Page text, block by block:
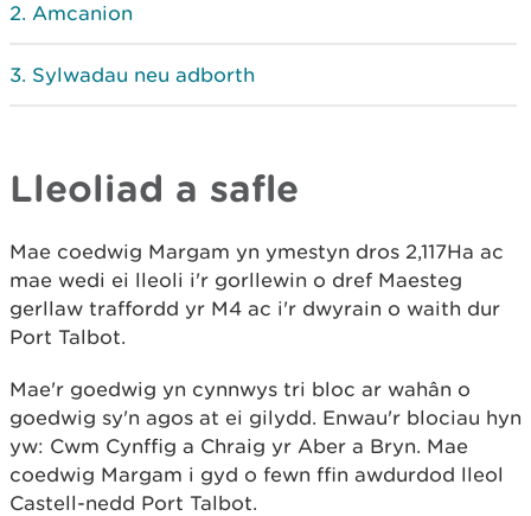
Amcanion
Sylwadau neu adborth
Lleoliad a safle
Mae coedwig Margam yn ymestyn dros 2,117Ha ac
mae wedi ei lleoli i'r gorllewin o dref Maesteg
gerllaw traffordd yr M4 ac i'r dwyrain o waith dur
Port Talbot.
Mae'r goedwig yn cynnwys tri bloc ar wahân o
goedwig sy'n agos at ei gilydd. Enwau'r blociau hyn
yw: Cwm Cynffig a Chraig yr Aber a Bryn. Mae
coedwig Margam i gyd o fewn ffin awdurdod lleol
Castell-nedd Port Talbot.